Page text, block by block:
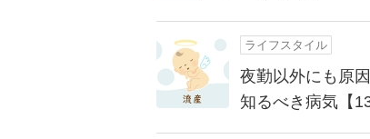
ライフスタイル
夜勤以外にも原
知るべき病気【13